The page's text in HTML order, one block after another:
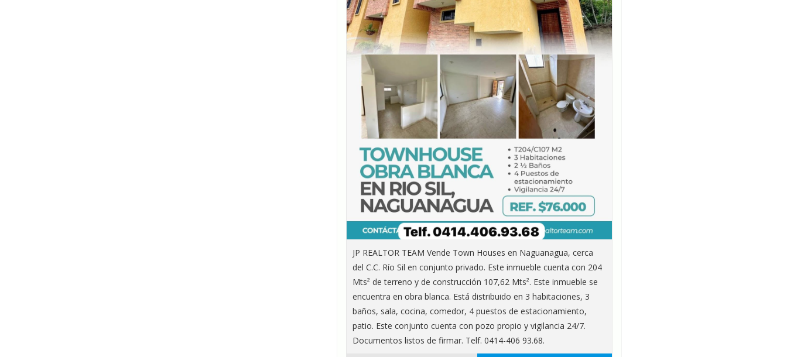
JP REALTOR TEAM Vende Town Houses en Naguanagua, cerca
del C.C. Río Sil en conjunto privado. Este inmueble cuenta con 204
Mts² de terreno y de construcción 107,62 Mts². Este inmueble se
encuentra en obra blanca. Está distribuido en 3 habitaciones, 3
baños, sala, cocina, comedor, 4 puestos de estacionamiento,
patio. Este conjunto cuenta con pozo propio y vigilancia 24/7.
Documentos listos de firmar. Telf. 0414-406 93.68.